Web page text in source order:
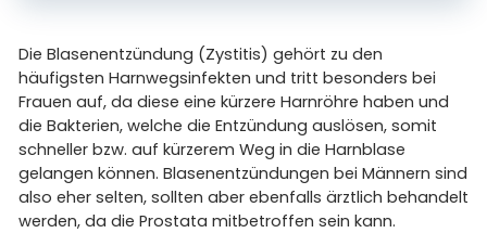
Die Blasenentzündung (Zystitis) gehört zu den
häufigsten Harnwegsinfekten und tritt besonders bei
Frauen auf, da diese eine kürzere Harnröhre haben und
die Bakterien, welche die Entzündung auslösen, somit
schneller bzw. auf kürzerem Weg in die Harnblase
gelangen können. Blasenentzündungen bei Männern sind
also eher selten, sollten aber ebenfalls ärztlich behandelt
werden, da die Prostata mitbetroffen sein kann.